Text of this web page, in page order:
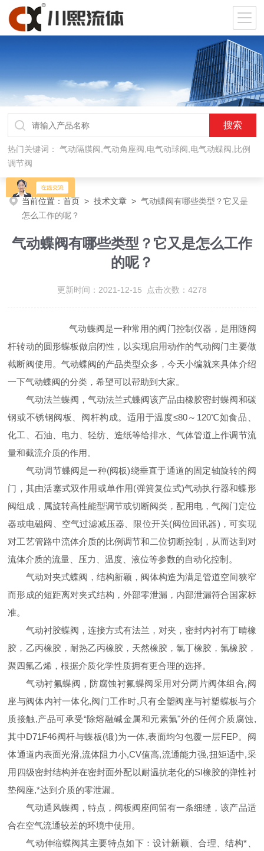
热门关键词：气动隔膜阀,气动角座阀,电气动球阀,电气动蝶阀,比例
调节阀
当前位置：首页 >技术文章 >气动蝶阀有哪些类型？它又是
怎么工作的呢？
气动蝶阀有哪些类型？它又是怎么工作
的呢？
更新时间：2021-12-15 点击次数：4278
气动蝶阀是一种常用的阀门控制仪器，是用随阀
杆转动的圆形蝶板做启闭性，以实现启用动作的气动阀门主要做
截断阀使用。气动蝶阀的产品类型众多，今天小编就来具体介绍
一下气动蝶阀的分类，希望可以帮助到大家。
气动法兰蝶阀，气动法兰式蝶阀该产品由橡胶密封蝶阀和碳
钢或不锈钢阀板、阀杆构成。适用于温度≤80～120℃如食品、
化工、石油、电力、轻纺、造纸等给排水、气体管道上作调节流
量和截流介质的作用。
气动调节蝶阀是一种(阀板)绕垂直于通道的固定轴旋转的阀
门，其由活塞式双作用或单作用(弹簧复位式)气动执行器和蝶形
阀组成，属旋转高性能型调节或切断阀类，配用电，气阀门定位
器或电磁阀、空气过滤减压器、限位开关(阀位回讯器)，可实现
对工艺管路中流体介质的比例调节和二位切断控制，从而达到对
流体介质的流量、压力、温度、液位等参数的自动化控制。
气动对夹式蝶阀，结构新颖，阀体构造为满足管道空间狭窄
而形成的短距离对夹式结构，外部零泄漏，内部泄漏符合国家标
准。
气动衬胶蝶阀，连接方式有法兰，对夹，密封内衬有丁晴橡
胶，乙丙橡胶，耐热乙丙橡胶，天然橡胶，氯丁橡胶，氟橡胶，
聚四氟乙烯，根据介质化学性质拥有更合理的选择。
气动衬氟蝶阀，防腐蚀衬氟蝶阀采用对分两片阀体组合,阀
座与阀体内衬一体化,阀门工作时,只有全塑阀座与衬塑蝶板与介
质接触,产品可承受“除熔融碱金属和元素氟"外的任何介质腐蚀,
其中D71F46阀杆与蝶板(锻)为一体,表面均匀包覆一层FEP。阀
体通道内表面光滑,流体阻力小,CV值高,流通能力强,扭矩适中,采
用四级密封结构并在密封面外配以耐温抗老化的SI橡胶的弹性衬
垫阀座,*达到介质的零泄漏。
气动通风蝶阀，特点，阀板阀座间留有一条细缝，该产品适
合在空气流通较差的环境中使用。
气动伸缩蝶阀其主要特点如下：设计新颖、合理、结构*、